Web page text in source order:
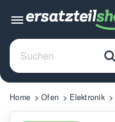
Home Ofen Elektronik